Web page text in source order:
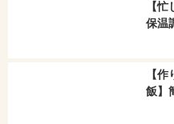
【
保温
【
飯】